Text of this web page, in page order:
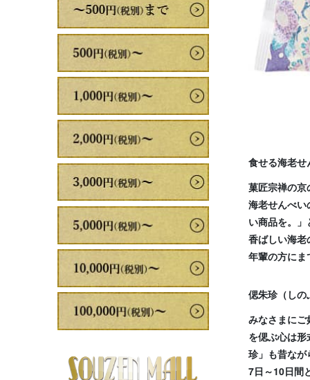
食せる海老せ
菓匠宗禅の京
海老せんべ
い商品を。
香ばしい海老
年輩の方に
偲朱珍（しの
みなさまに
を偲ぶ心は
珍」も昔な
7日～10日間